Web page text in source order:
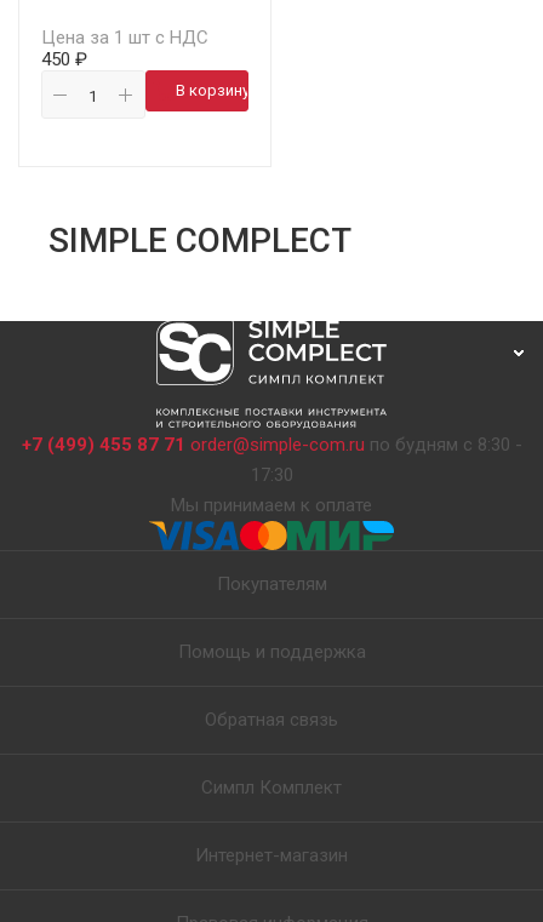
Цена за 1 шт с НДС
450 ₽
В корзину
SIMPLE COMPLECT
+7 (499) 455 87 71 order@simple-com.ru по будням с 8:30 -
17:30
Мы принимаем к оплате
Покупателям
Помощь и поддержка
Обратная связь
Симпл Комплект
Интернет-магазин